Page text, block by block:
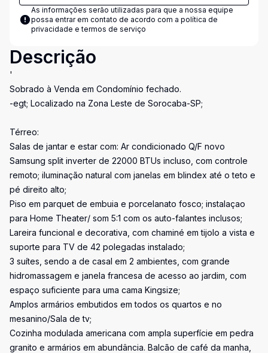
As informações serão utilizadas para que a nossa equipe
possa entrar em contato de acordo com a política de
privacidade e termos de serviço
Descrição
'
Sobrado à Venda em Condomínio fechado.
-egt; Localizado na Zona Leste de Sorocaba-SP;
Térreo:
Salas de jantar e estar com: Ar condicionado Q/F novo
Samsung split inverter de 22000 BTUs incluso, com controle
remoto; iluminação natural com janelas em blindex até o teto e
pé direito alto;
Piso em parquet de embuia e porcelanato fosco; instalaçao
para Home Theater/ som 5:1 com os auto-falantes inclusos;
Lareira funcional e decorativa, com chaminé em tijolo a vista e
suporte para TV de 42 polegadas instalado;
3 suítes, sendo a de casal em 2 ambientes, com grande
hidromassagem e janela francesa de acesso ao jardim, com
espaço suficiente para uma cama Kingsize;
Amplos armários embutidos em todos os quartos e no
mesanino/Sala de tv;
Cozinha modulada americana com ampla superfície em pedra
granito e armários em abundância. Balcão de café da manha,